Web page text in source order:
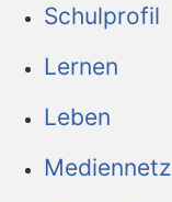
Schulprofil
Lernen
Leben
Mediennetz